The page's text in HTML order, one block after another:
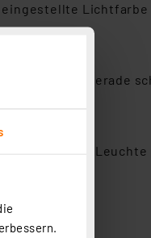
wenn Sie gerade
wird die Leuchte